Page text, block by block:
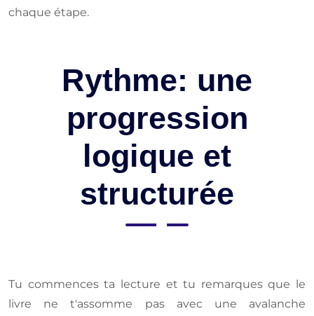
chaque étape.
Rythme: une
progression
logique et
structurée
Tu commences ta lecture et tu remarques que le
livre ne t'assomme pas avec une avalanche